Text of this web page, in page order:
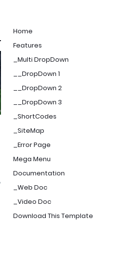
Home
Features
_Multi DropDown
__DropDown 1
__DropDown 2
__DropDown 3
_ShortCodes
_SiteMap
_Error Page
Mega Menu
Documentation
_Web Doc
_Video Doc
Download This Template